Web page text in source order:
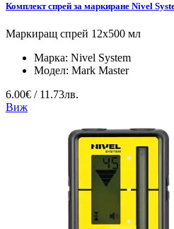
Комплект спрей за маркиране Nivel
Маркиращ спрей 12x500 мл
Марка: Nivel System
Модел: Mark Master
6.00€ / 11.73лв.
Виж